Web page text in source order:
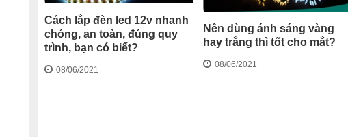
Cách lắp đèn led 12v nhanh
chóng, an toàn, đúng quy
trình, bạn có biết?
08/06/2021
Nên dùng ánh sáng vàng
hay trắng thì tốt cho mắt?
08/06/2021